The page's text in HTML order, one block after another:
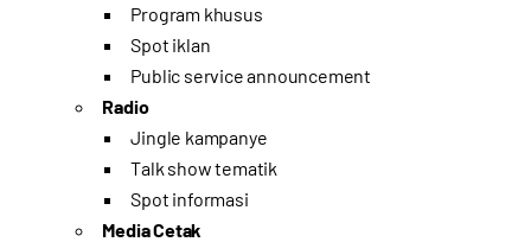
Program khusus
Spot iklan
Public service announcement
Radio
Jingle kampanye
Talk show tematik
Spot informasi
Media Cetak